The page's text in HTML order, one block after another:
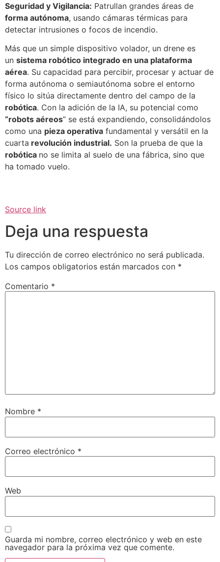
Seguridad y Vigilancia: Patrullan grandes áreas de
forma autónoma, usando cámaras térmicas para
detectar intrusiones o focos de incendio.
Más que un simple dispositivo volador, un drene es
un sistema robótico integrado en una plataforma
aérea. Su capacidad para percibir, procesar y actuar de
forma autónoma o semiautónoma sobre el entorno
físico lo sitúa directamente dentro del campo de la
robótica. Con la adición de la IA, su potencial como
“robots aéreos” se está expandiendo, consolidándolos
como una pieza operativa fundamental y versátil en la
cuarta revolución industrial. Son la prueba de que la
robótica no se limita al suelo de una fábrica, sino que
ha tomado vuelo.
Source link
Deja una respuesta
Tu dirección de correo electrónico no será publicada.
Los campos obligatorios están marcados con *
Comentario *
Nombre *
Correo electrónico *
Web
Guarda mi nombre, correo electrónico y web en este
navegador para la próxima vez que comente.